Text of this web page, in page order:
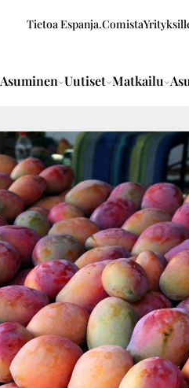
Tietoa Espanja.Comista
Asuminen Uutiset Matkailu